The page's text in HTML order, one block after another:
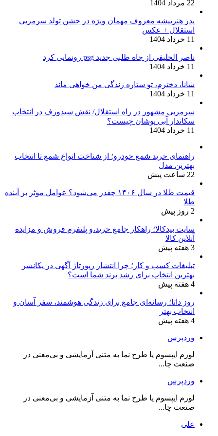
جنگ علیه سکوت جهانی در برابر جنایات صورت‌گرفته
در غزه و فلسطین است.
توقیف کشتی و واکنش‌های جهانی
اما این سفر با توقف ناگهانی کشتی در آب‌های
بین‌المللی و توقیف آن توسط
اسرائیلروبه‌رو شد. نیروهای اسرائیلی، پس از قطع
ارتباطات کشتی، بلافاصله بر آن سوار شده و
داوطلبان را از آنجا بردند. این اقدام رژیم
صهیونیستی، اعتراضات جهانی را برانگیخت.
حماس
شدت اعتراض خود را نسبت به این «جنایت دزدی
دریایی» اعلام کرد و آن را نقض آشکار قوانین
بین‌المللی دانست. این حرکت به‌طور ویژه در زمینه
حقوق بشری و آزادی‌های بین‌المللی مورد بحث و
انتقاد قرار گرفت.
22 مرداد 1404
پدر هنرپیشه معروف مهمان ویژه در جشن تولد سرمربی
استقلال + عکس
11 خرداد 1404
ناصر الخلیفی از جاه طلبی جدید psg رونمایی کرد
11 خرداد 1404
شانا، دخترم، تو ستاره زندگی من خواهی ماند
11 خرداد 1404
سرمربی مشهور در راه استقلال/ نقش سیدورف در انتخاب
سکاندار آبی پوشان چیست؟
11 خرداد 1404
راهنمای خرید شمع خودرو؛ از شناخت انواع شمع تا انتخاب
بهترین مدل
22 ساعت پیش
قیمت طلا در سال ۱۴۰۶ چقدر می‌شود؟ عوامل موثر بر آینده
طلا
2 روز پیش
سایت بیدکالا؛ راهکار جامع خرید،و پلتفرم فروش و مزایده
آنلاین کالا
3 هفته پیش
تبلیغات کسب و کار؛ چرا انتشار رپورتاژ آگهی در یکانسر
بهترین انتخاب برای رشد برند شما است؟
4 هفته پیش
روز داتا؛ رسانه‌ای جامع برای زندگی هوشمند، سفر آسان و
انتخاب بهتر
4 هفته پیش
وردپرس
لورم ایپسوم یا طرح‌ نما به متنی آزمایشی و بی‌معنی در
صنعت چا...
وردپرس
لورم ایپسوم یا طرح‌ نما به متنی آزمایشی و بی‌معنی در
صنعت چا...
علی